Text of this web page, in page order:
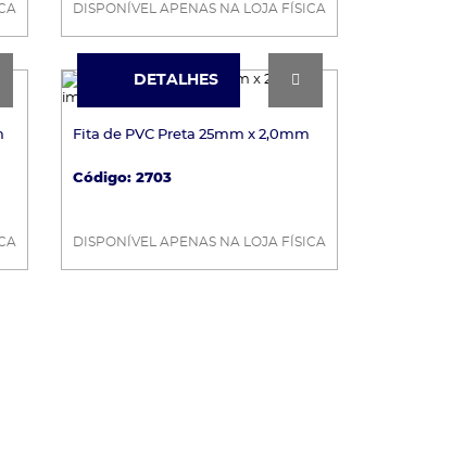
DISPONÍVEL APENAS NA LOJA FÍSICA
DETALHES
DETALHES
Fita de PVC Preta 25mm x 2,0mm
Código: 2703
DISPONÍVEL APENAS NA LOJA FÍSICA